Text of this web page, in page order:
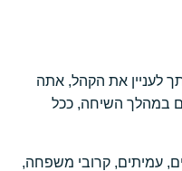
לעניין את הקהל, אתה
במהלך השיחה, ככל
עמיתים, קרובי משפחה,